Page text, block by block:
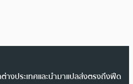
างประเทศและนำมาแปลส่งตรงถึงฟีด